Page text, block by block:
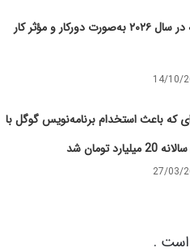
چگونه در سال ۲۰۲۶ به‌صورت دورکار و مؤثر کار
14/10/
که باعث استخدام برنامه‌نویس گوگل با
تومان شد
27/03/